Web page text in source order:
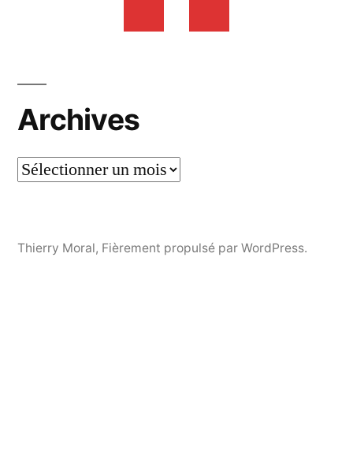
Archives
Thierry Moral, Fièrement propulsé par WordPress.